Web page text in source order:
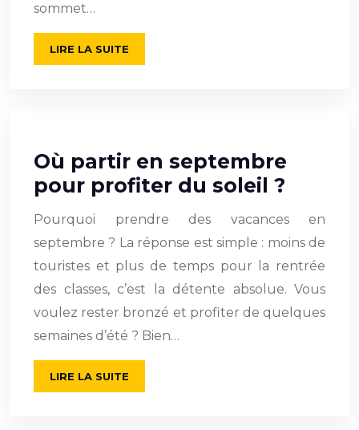
sommet…
LIRE LA SUITE
Où partir en septembre
pour profiter du soleil ?
Pourquoi prendre des vacances en
septembre ? La réponse est simple : moins de
touristes et plus de temps pour la rentrée
des classes, c’est la détente absolue. Vous
voulez rester bronzé et profiter de quelques
semaines d’été ? Bien…
LIRE LA SUITE